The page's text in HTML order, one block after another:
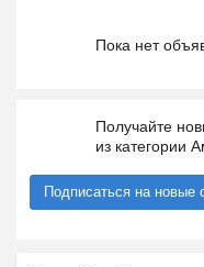
Пока нет
Получайте
из категории
Подписаться на новые